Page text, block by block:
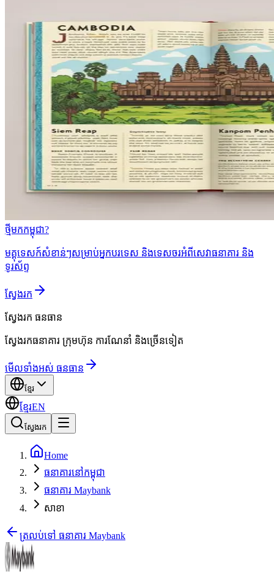
ថ្មីមកកម្ពុជា?
មគ្គុទេសក៍សំខាន់ៗសម្រាប់អ្នកបរទេស និងទេសចរអំពីសេវាធនាគារ និង
ទូរស័ព្ទ
ស្វែងរក
ស្វែងរក ធនធាន
ស្វែងរកធនាគារ ក្រុមហ៊ុន ការណែនាំ និងច្រើនទៀត
មើលទាំងអស់ ធនធាន
ខ្មែរ
ខ្មែរEN
ស្វែងរក
Home
ធនាគារនៅកម្ពុជា
ធនាគារ Maybank
សាខា
ត្រលប់ទៅ ធនាគារ Maybank